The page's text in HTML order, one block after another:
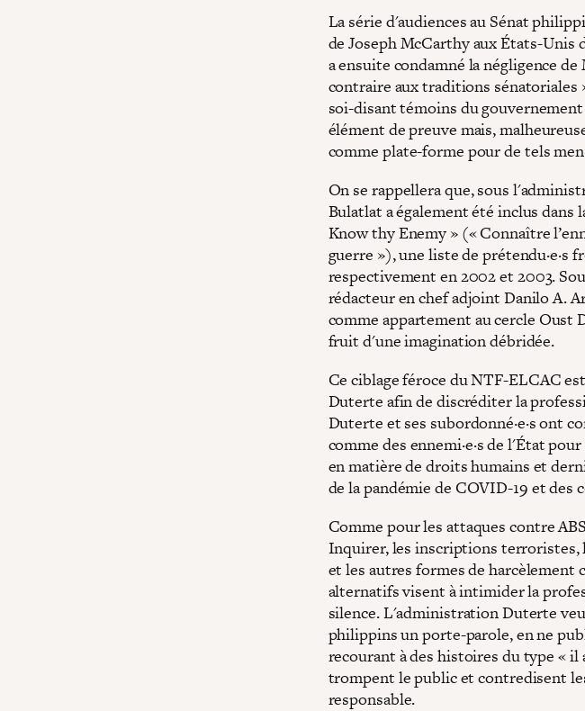
La série d'audiences au Sénat
de Joseph McCarthy aux États-Unis
a ensuite condamné la négligence
contraire aux traditions sénatoriales
soi-disant témoins du
élément de preuve mais,
comme plate-forme pour de tels
On se rappellera que, sous
Bulatlat a également été inclus
Know thy Enemy » (« Connaître
guerre »), une liste de prétendu·e·s
respectivement en 2002 et 2003.
rédacteur en chef adjoint Danilo A.
comme appartement au cercle Oust
fruit d'une imagination débridée.
Ce ciblage féroce du NTF-ELCAC
Duterte afin de discréditer la
Duterte et ses subordonné·e·s ont
comme des ennemi·e·s de l'État
en matière de droits humains et
de la pandémie de COVID-19 et des
Comme pour les attaques contre
Inquirer, les inscriptions terroristes,
et les autres formes de harcèlement
alternatifs visent à intimider la
silence. L'administration Duterte
philippins un porte-parole, en ne
recourant à des histoires du type «
trompent le public et contredisent
responsable.